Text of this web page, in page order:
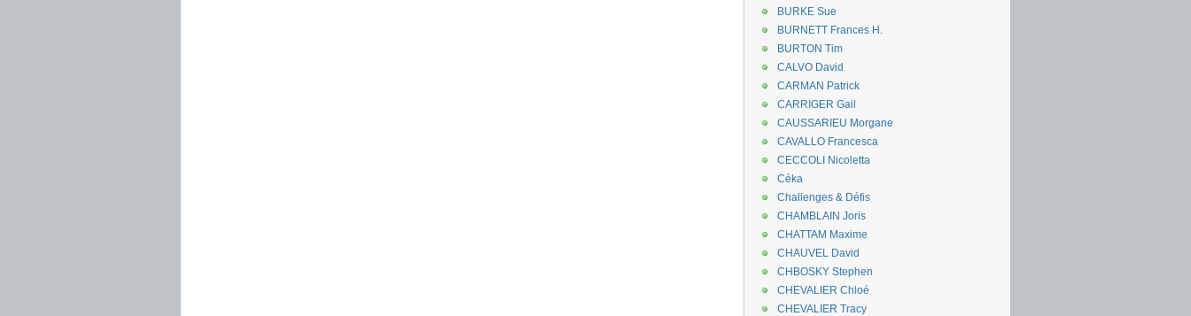
BURKE Sue
BURNETT Frances H.
BURTON Tim
CALVO David
CARMAN Patrick
CARRIGER Gail
CAUSSARIEU Morgane
CAVALLO Francesca
CECCOLI Nicoletta
Céka
Challenges & Défis
CHAMBLAIN Joris
CHATTAM Maxime
CHAUVEL David
CHBOSKY Stephen
CHEVALIER Chloé
CHEVALIER Tracy